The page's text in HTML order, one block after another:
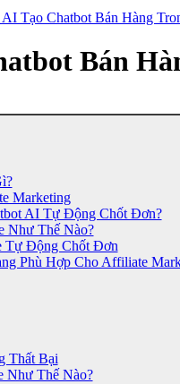
Tạo Chatbot Bán Hàng
Bán
Marketing
AI Tự Động Chốt Đơn?
Như Thế Nào?
Tự Động Chốt Đơn
Phù Hợp Cho Affiliate
Thất Bại
Như Thế Nào?